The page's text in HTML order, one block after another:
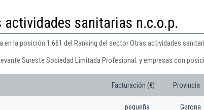
actividades sanitarias n.c.o.p.
la posición 1.661 del Ranking del sector Otras actividades
Sureste Sociedad Limitada Profesional. y empresas con
Facturación (€) Provincia
pequeña Gerona